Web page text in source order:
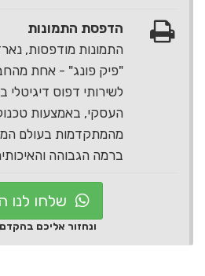
הדפסת התמונות
התמונות מודפסות,
"פיק פונג" - אחת
לשירותי דפוס
העסקי, באמצעות
מהמתקדמות בעולם
ברמה הגבוהה
שלחו לנו
ונחזור אליכם